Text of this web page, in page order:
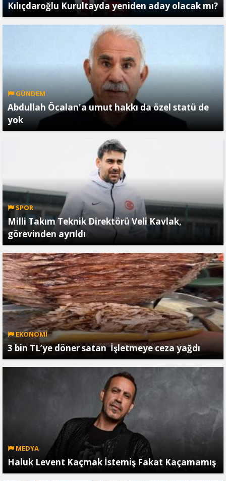
Kılıçdaroğlu Kurultayda yeniden aday olacak mı?
GÜNDEM
Abdullah Öcalan'a umut hakkı da özel statü de
yok
SPOR
Milli Takım Teknik Direktörü Veli Kavlak,
görevinden ayrıldı
EKONOMİ
3 bin TL’ye döner satan İşletmeye ceza yağdı
MEDYA
Haluk Levent Kaçmak İstemiş Fakat Kaçamamış